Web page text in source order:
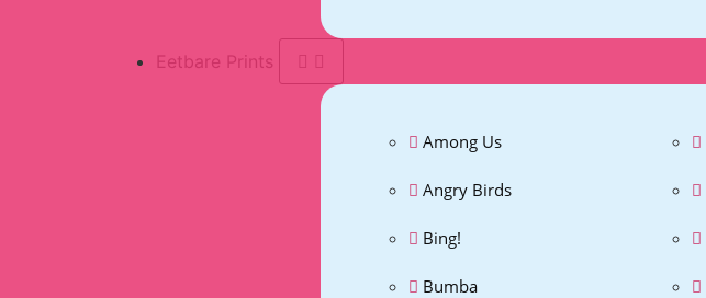
Eetbare Prints
Among Us
Angry Birds
Bing!
Bumba